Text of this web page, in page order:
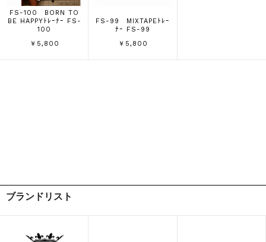
FS-100 BORN TO
BE HAPPYﾄﾚｰﾅｰ FS-
100
￥5,800
FS-99 MIXTAPEﾄﾚｰ
ﾅｰ FS-99
￥5,800
ブランドリスト